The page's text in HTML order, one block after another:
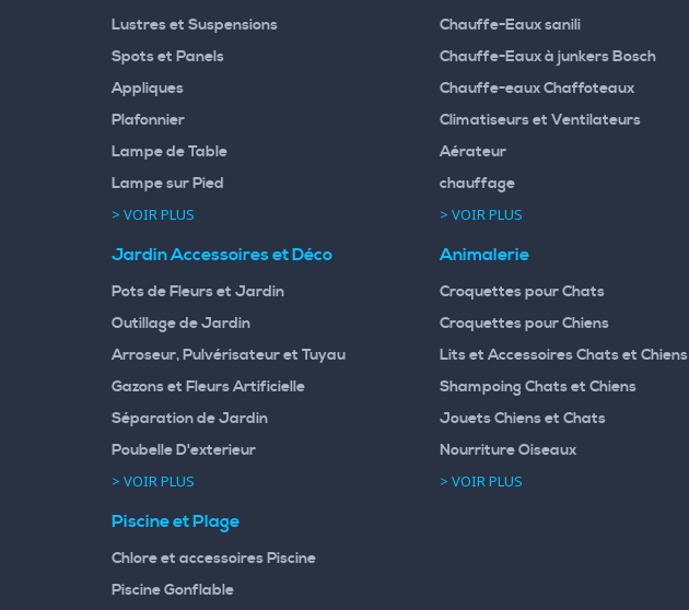
Lustres et Suspensions
Spots et Panels
Appliques
Plafonnier
Lampe de Table
Lampe sur Pied
> VOIR PLUS
Chauffe-Eaux sanili
Chauffe-Eaux à junkers Bosch
Chauffe-eaux Chaffoteaux
Climatiseurs et Ventilateurs
Aérateur
chauffage
> VOIR PLUS
Jardin Accessoires et Déco
Pots de Fleurs et Jardin
Outillage de Jardin
Arroseur, Pulvérisateur et Tuyau
Gazons et Fleurs Artificielle
Séparation de Jardin
Poubelle D'exterieur
> VOIR PLUS
Animalerie
Croquettes pour Chats
Croquettes pour Chiens
Lits et Accessoires Chats et Chiens
Shampoing Chats et Chiens
Jouets Chiens et Chats
Nourriture Oiseaux
> VOIR PLUS
Piscine et Plage
Chlore et accessoires Piscine
Piscine Gonflable